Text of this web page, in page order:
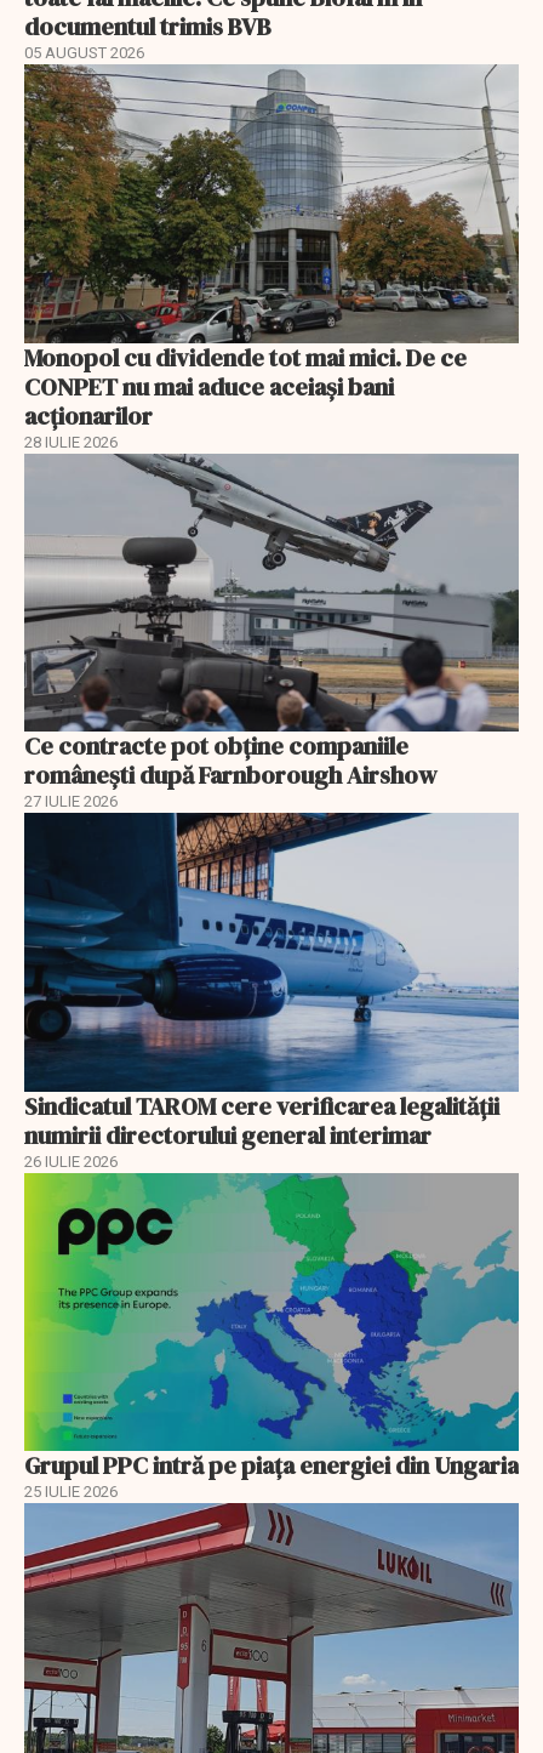
documentul trimis BVB
05 AUGUST 2026
Monopol cu dividende tot mai mici. De ce
CONPET nu mai aduce aceiași bani
acționarilor
28 IULIE 2026
Ce contracte pot obține companiile
românești după Farnborough Airshow
27 IULIE 2026
Sindicatul TAROM cere verificarea legalității
numirii directorului general interimar
26 IULIE 2026
Grupul PPC intră pe piața energiei din Ungaria
25 IULIE 2026